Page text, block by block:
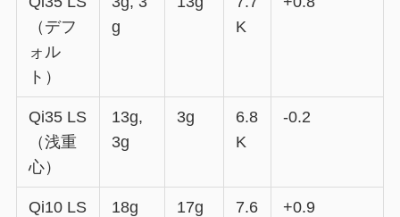
（デフ
ォル
ト）
g
K
Qi35 LS
（浅重
心）
13g,
3g
3g
6.8
K
-0.2
Qi10 LS 18g 17g
7.6
+0.9